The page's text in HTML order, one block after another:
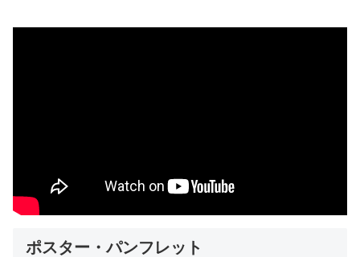
ポスター・パンフレット